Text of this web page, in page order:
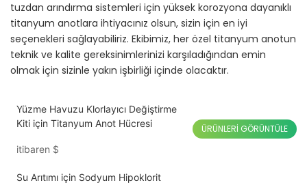
tuzdan arındırma sistemleri için yüksek korozyona dayanıklı
titanyum anotlara ihtiyacınız olsun, sizin için en iyi
seçenekleri sağlayabiliriz. Ekibimiz, her özel titanyum anotun
teknik ve kalite gereksinimlerinizi karşıladığından emin
olmak için sizinle yakın işbirliği içinde olacaktır.
Yüzme Havuzu Klorlayıcı Değiştirme
Kiti için Titanyum Anot Hücresi
itibaren $
ÜRÜNLERI GÖRÜNTÜLE
Su Arıtımı için Sodyum Hipoklorit